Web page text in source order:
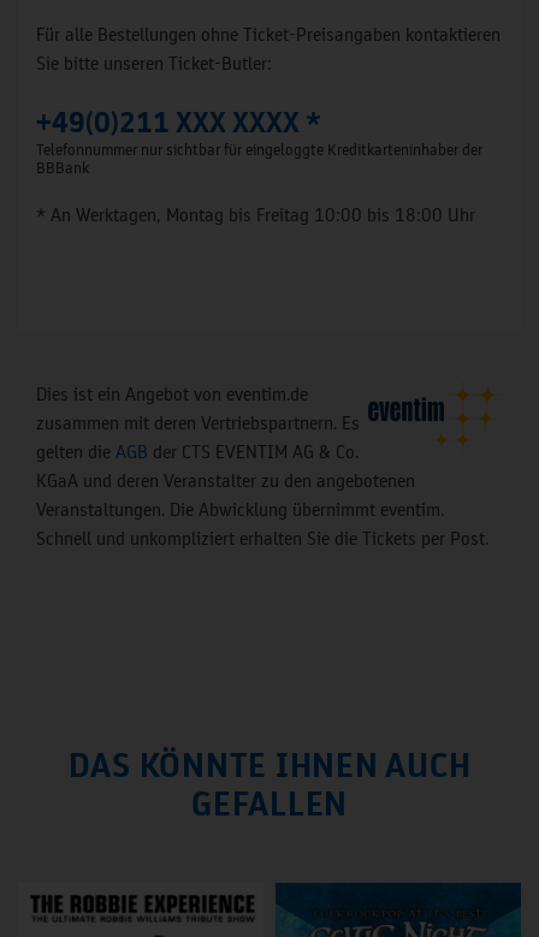
Für alle Bestellungen ohne Ticket-Preisangaben kontaktieren
Sie bitte unseren Ticket-Butler:
+49(0)211 XXX XXXX *
Telefonnummer nur sichtbar für eingeloggte Kreditkarteninhaber der
BBBank
* An Werktagen, Montag bis Freitag 10:00 bis 18:00 Uhr
Dies ist ein Angebot von eventim.de
zusammen mit deren Vertriebspartnern. Es
gelten die AGB der CTS EVENTIM AG & Co.
KGaA und deren Veranstalter zu den angebotenen
Veranstaltungen. Die Abwicklung übernimmt eventim.
Schnell und unkompliziert erhalten Sie die Tickets per Post.
DAS KÖNNTE IHNEN AUCH
GEFALLEN